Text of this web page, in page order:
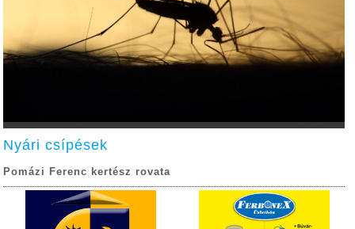
Nyári csípések
Pomázi Ferenc kertész rovata